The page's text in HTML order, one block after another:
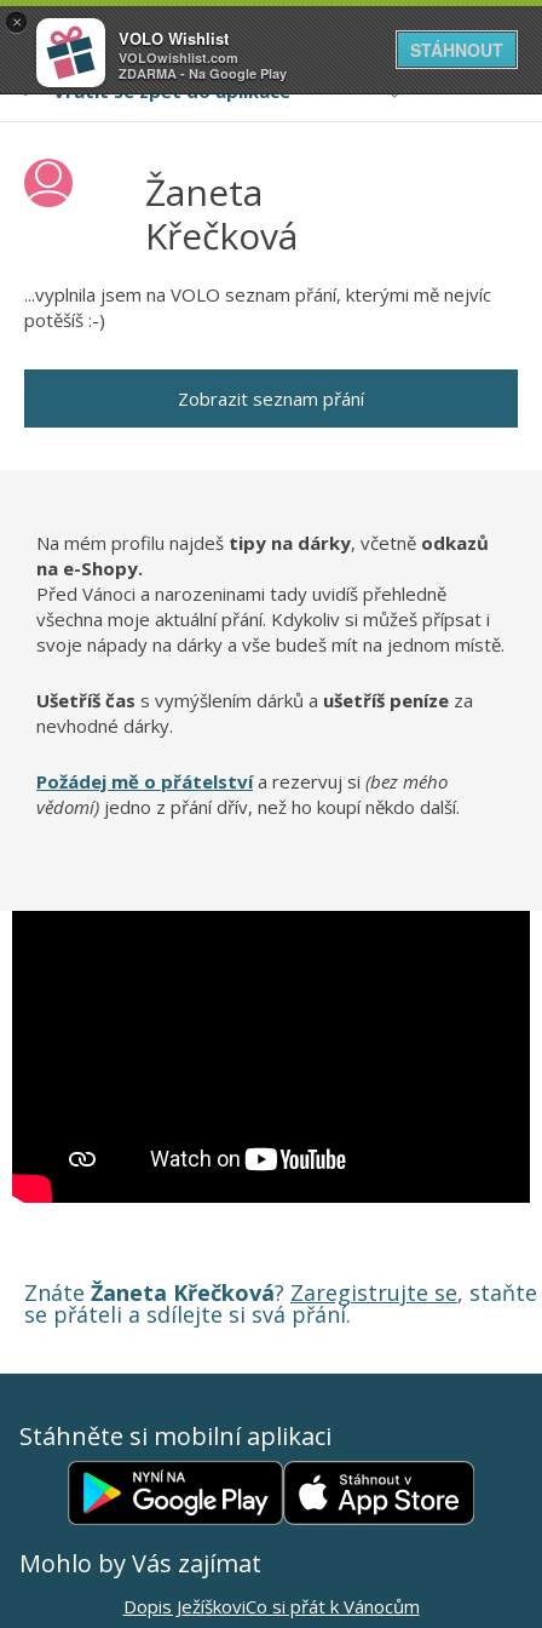
VOLO
Váš online wishlist
×
VOLO Wishlist
VOLOwishlist.com
ZDARMA - Na Google Play
STÁHNOUT
Žaneta
Křečková
...vyplnila jsem na VOLO seznam přání, kterými mě nejvíc
potěšíš :-)
Zobrazit seznam přání
Na mém profilu najdeš tipy na dárky, včetně odkazů
na e-Shopy.
Před Vánoci a narozeninami tady uvidíš přehledně
všechna moje aktuální přání. Kdykoliv si můžeš přípsat i
svoje nápady na dárky a vše budeš mít na jednom místě.
Ušetříš čas s vymýšlením dárků a ušetříš peníze za
nevhodné dárky.
Požádej mě o přátelstvía rezervuj si (bez mého
vědomí) jedno z přání dřív, než ho koupí někdo další.
Znáte Žaneta Křečková? Zaregistrujte se, staňte
se přáteli a sdílejte si svá přání.
Stáhněte si mobilní aplikaci
Mohlo by Vás zajímat
Dopis JežíškoviCo si přát k Vánocům